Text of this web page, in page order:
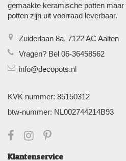
gemaakte keramische potten
potten zijn uit voorraad leverbaar.
Zuiderlaan 8a, 7122 AC Aalten
Vragen? Bel 06-36458562
info@decopots.nl
KVK nummer: 85150312
btw-nummer: NL002744214B93
Klantenservice